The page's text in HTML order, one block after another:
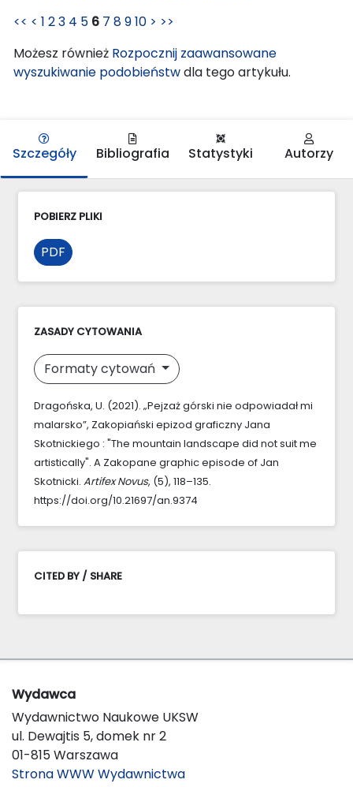
<< < 1 23 4 5 6 7 8910 > >>
Możesz również Rozpocznij zaawansowane
wyszukiwanie podobieństwdla tego artykułu.
Szczegóły Bibliografia Statystyki Autorzy
POBIERZ PLIKI
PDF
ZASADY CYTOWANIA
Formaty cytowań
Dragońska, U. (2021). „Pejzaż górski nie odpowiadał mi
malarsko”, Zakopiański epizod graficzny Jana
Skotnickiego : "The mountain landscape did not suit me
artistically". A Zakopane graphic episode of Jan
Skotnicki. Artifex Novus, (5), 118–135.
https://doi.org/10.21697/an.9374
CITED BY / SHARE
Wydawca
Wydawnictwo Naukowe UKSW
ul. Dewajtis 5, domek nr 2
01-815 Warszawa
Strona WWW Wydawnictwa